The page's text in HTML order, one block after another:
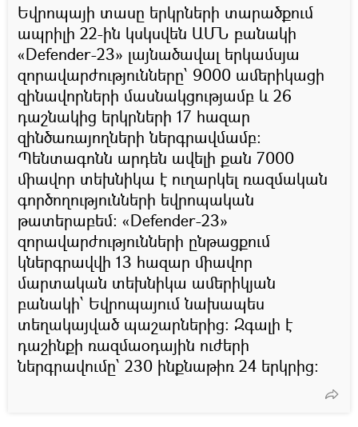
Եվրոպայի տասը երկրների տարածքում
ապրիլի 22-ին կսկսվեն ԱՄՆ բանակի
«Defender-23» լայնածավալ երկամսյա
զորավարժությունները՝ 9000 ամերիկացի
զինավորների մասնակցությամբ և 26
դաշնակից երկրների 17 հազար
զինծառայողների ներգրավմամբ:
Պենտագոնն արդեն ավելի քան 7000
միավոր տեխնիկա է ուղարկել ռազմական
գործողությունների եվրոպական
թատերաբեմ։ «Defender-23»
զորավարժությունների ընթացքում
կներգրավվի 13 հազար միավոր
մարտական տեխնիկա ամերիկյան
բանակի՝ Եվրոպայում նախապես
տեղակայված պաշարներից: Զգալի է
դաշինքի ռազմաօդային ուժերի
ներգրավումը՝ 230 ինքնաթիռ 24 երկրից։